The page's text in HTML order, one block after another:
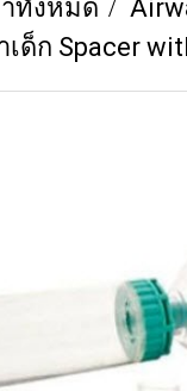
ทั้งหมด
ด็ก Spacer